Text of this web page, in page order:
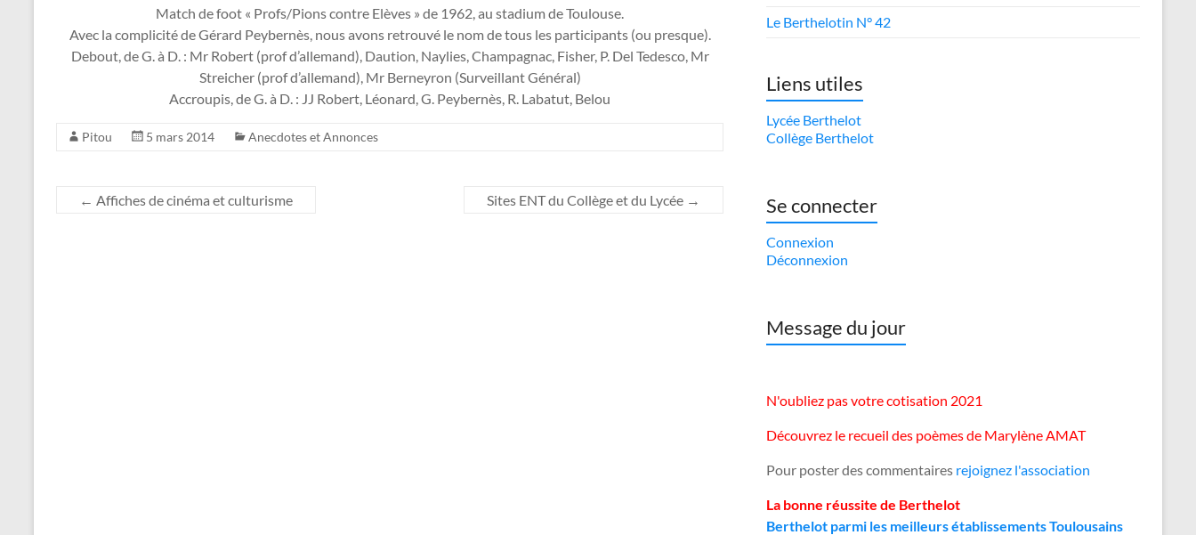
Match de foot « Profs/Pions contre Elèves » de 1962, au stadium de Toulouse.
Avec la complicité de Gérard Peybernès, nous avons retrouvé le nom de tous les participants (ou presque).
Debout, de G. à D. : Mr Robert (prof d’allemand), Daution, Naylies, Champagnac, Fisher, P. Del Tedesco, Mr
Streicher (prof d’allemand), Mr Berneyron (Surveillant Général)
Accroupis, de G. à D. : JJ Robert, Léonard, G. Peybernès, R. Labatut, Belou
Pitou 5 mars 2014 Anecdotes et Annonces
← Affiches de cinéma et culturisme Sites ENT du Collège et du Lycée →
Le Berthelotin N° 42
Liens utiles
Lycée Berthelot
Collège Berthelot
Se connecter
Connexion
Déconnexion
Message du jour
N'oubliez pas votre cotisation 2021
Découvrez le recueil des poèmes de Marylène AMAT
Pour poster des commentaires rejoignez l'association
La bonne réussite de Berthelot
Berthelot parmi les meilleurs établissements Toulousains